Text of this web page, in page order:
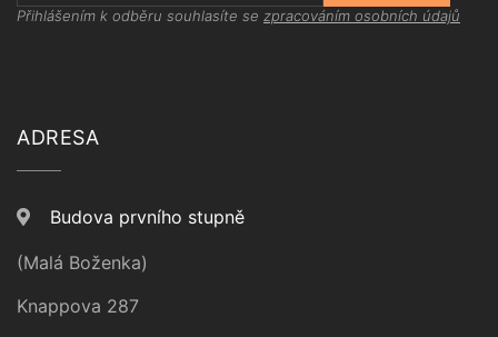
Přihlášením k odběru souhlasíte se zpracováním osobních údajů
ADRESA
Budova prvního stupně
(Malá Boženka)
Knappova 287